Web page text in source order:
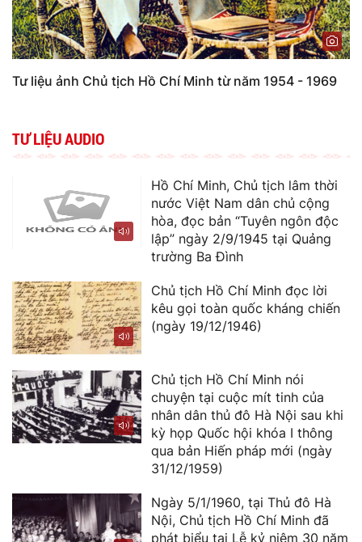
Tư liệu ảnh Chủ tịch Hồ Chí Minh từ năm 1954 - 1969
TƯ LIỆU AUDIO
Hồ Chí Minh, Chủ tịch lâm thời
nước Việt Nam dân chủ cộng
hòa, đọc bản “Tuyên ngôn độc
lập” ngày 2/9/1945 tại Quảng
trường Ba Đình
Chủ tịch Hồ Chí Minh đọc lời
kêu gọi toàn quốc kháng chiến
(ngày 19/12/1946)
Chủ tịch Hồ Chí Minh nói
chuyện tại cuộc mít tinh của
nhân dân thủ đô Hà Nội sau khi
kỳ họp Quốc hội khóa I thông
qua bản Hiến pháp mới (ngày
31/12/1959)
Ngày 5/1/1960, tại Thủ đô Hà
Nội, Chủ tịch Hồ Chí Minh đã
phát biểu tại Lễ kỷ niệm 30 năm